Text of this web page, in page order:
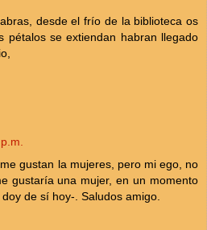
desde el frío de la biblioteca os
pétalos se extiendan habran llegado
gustan la mujeres, pero mi ego, no
gustaría una mujer, en un momento
de sí hoy-. Saludos amigo.